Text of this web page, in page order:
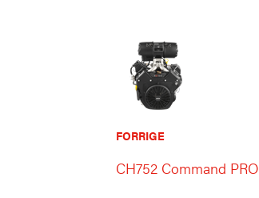
FORRIGE
CH752 Command PRO